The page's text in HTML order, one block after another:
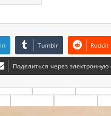
Tumblr Reddit
Поделиться через электронную